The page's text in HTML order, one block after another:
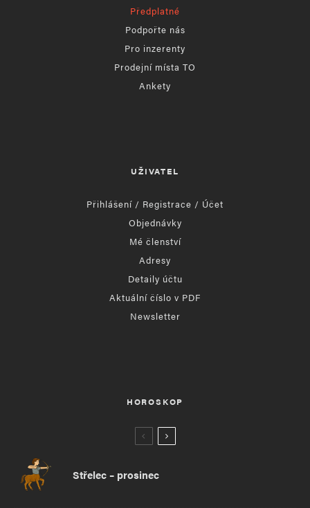
Předplatné
Podpořte nás
Pro inzerenty
Prodejní místa TO
Ankety
UŽIVATEL
Přihlášení / Registrace / Účet
Objednávky
Mé členství
Adresy
Detaily účtu
Aktuální číslo v PDF
Newsletter
HOROSKOP
Střelec – prosinec